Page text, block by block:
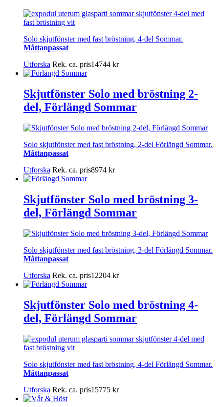
Solo skjutfönster med fast bröstning, 4-del Sommar.
Måttanpassat
Utforska Rek. ca. pris14744 kr
Skjutfönster Solo med bröstning 2-
del, Förlängd Sommar
Solo skjutfönster med fast bröstning, 2-del Förlängd Sommar.
Måttanpassat
Utforska Rek. ca. pris8974 kr
Skjutfönster Solo med bröstning 3-
del, Förlängd Sommar
Solo skjutfönster med fast bröstning, 3-del Förlängd Sommar.
Måttanpassat
Utforska Rek. ca. pris12204 kr
Skjutfönster Solo med bröstning 4-
del, Förlängd Sommar
Solo skjutfönster med fast bröstning, 4-del Förlängd Sommar.
Måttanpassat
Utforska Rek. ca. pris15775 kr